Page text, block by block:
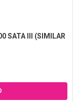
SATA III (SIMILAR